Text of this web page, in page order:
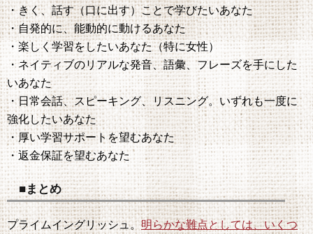
・きく、話す（口に出す）ことで学びたいあなた
・自発的に、能動的に動けるあなた
・楽しく学習をしたいあなた（特に女性）
・ネイティブのリアルな発音、語彙、フレーズを手にした
いあなた
・日常会話、スピーキング、リスニング。いずれも一度に
強化したいあなた
・厚い学習サポートを望むあなた
・返金保証を望むあなた
■まとめ
プライムイングリッシュ。明らかな難点としては、いくつ